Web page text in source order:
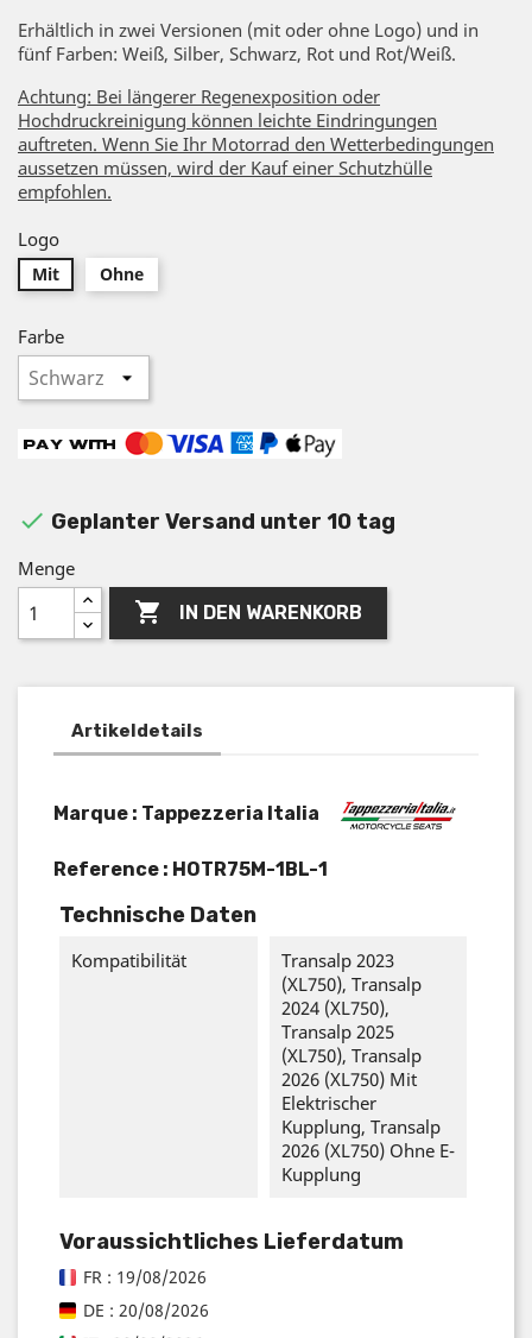
Erhältlich in zwei Versionen (mit oder ohne Logo) und in
fünf Farben: Weiß, Silber, Schwarz, Rot und Rot/Weiß.
Achtung: Bei längerer Regenexposition oder
Hochdruckreinigung können leichte Eindringungen
auftreten. Wenn Sie Ihr Motorrad den Wetterbedingungen
aussetzen müssen, wird der Kauf einer Schutzhülle
empfohlen.
Logo
Mit Ohne
Farbe
 Geplanter Versand unter 10 tag
Menge
 IN DEN WARENKORB
Artikeldetails
Marque : Tappezzeria Italia
Reference : HOTR75M-1BL-1
Technische Daten
Kompatibilität
Transalp 2023
(XL750), Transalp
2024 (XL750),
Transalp 2025
(XL750), Transalp
2026 (XL750) Mit
Elektrischer
Kupplung, Transalp
2026 (XL750) Ohne E-
Kupplung
Voraussichtliches Lieferdatum
FR : 19/08/2026
DE : 20/08/2026